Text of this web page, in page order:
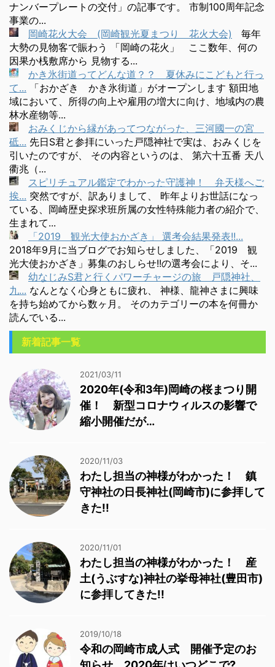
ナンバープレートの交付」の記事です。 市制100周年記念
事業の...
岡崎花火大会 (岡崎観光夏まつり 花火大会)
毎年
大勢の見物客で賑わう 「岡崎の花火」 ここ数年、何の
因果か桟敷席から 見物する...
かき氷街道ってどんな道？？ 夏休みにこどもと行っ
て...
「おかざき かき氷街道」がオープンします 額田地
域において、所得の向上や雇用の増大に向け、地域内の農
林水産物等...
おみくじから縁があってつながった、三河國一の宮
砥... 先日S君と参拝にいった戸隠神社で実は、おみくじを
引いたのですが、 その内容というのは、 第六十五番 天八
衢兆（...
スピリチュアル鑑定でわかった守護神！ 弁天様へご
挨... 突然ですが、訳ありまして、 昨年よりお世話になっ
ている、岡崎歴史探求班所属の女性特殊能力者の紹介で、
生まれて...
「2019 観光大使おかざき」 選考会結果発表!!...
2018年9月に当ブログでお知らせしました、「2019 観
光大使おかざき」募集のおしらせ!!の選考会により、そ...
幼なじみS君と行くパワーチャージの旅 戸隠神社、
九... なんとなく心身ともに疲れ、 神様、龍神さまに興味
を持ち始めてから数ヶ月。 そのカテゴリーの本を何冊か
読んでいる...
新着記事一覧
2021/03/11
2020年(令和3年)岡崎の桜まつり開
催！ 新型コロナウィルスの影響で
縮小開催だが…
2020/11/03
わたし担当の神様がわかった！ 鎮
守神社の日長神社(岡崎市)に参拝して
きた!!
2020/11/01
わたし担当の神様がわかった！ 産
土(うぶすな)神社の挙母神社(豊田市)
に参拝してきた!!
2019/10/18
令和の岡崎市成人式 開催予定のお